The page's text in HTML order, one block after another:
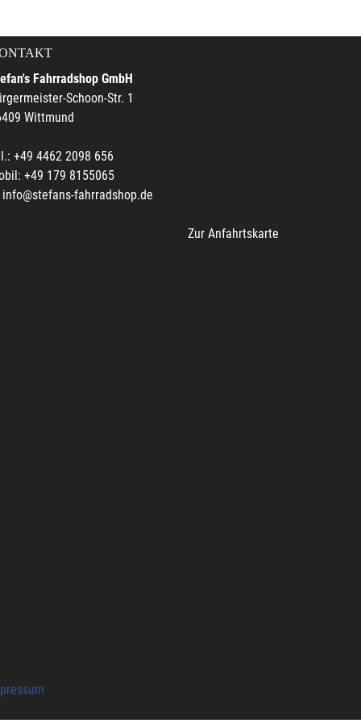
Fahrradshop GmbH
Schoon-Str. 1
Wittmund
+49 4462 2098 656
+49 179 8155065
info@stefans-fahrradshop.de
Zur Anfahrtskarte